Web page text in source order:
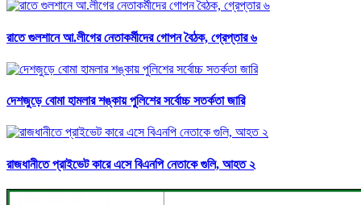
রাতে গুলশানে আ.লীগের নেতাকর্মীদের গোপন বৈঠক, গ্রেপ্তার ৬
দেশজুড়ে বোমা হামলার শঙ্কায় পুলিশের সর্বোচ্চ সতর্কতা জারি
রাজধানীতে প্রাইভেট কারে এসে বিএনপি নেতাকে গুলি, আহত ২